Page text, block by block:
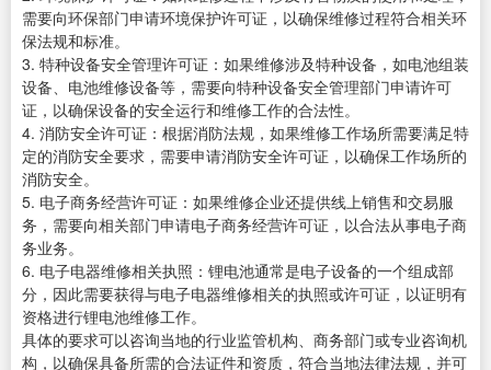
需要向环保部门申请环境保护许可证，以确保维修过程符合相关环
保法规和标准。
3. 特种设备安全管理许可证：如果维修涉及特种设备，如电池组装
设备、电池维修设备等，需要向特种设备安全管理部门申请许可
证，以确保设备的安全运行和维修工作的合法性。
4. 消防安全许可证：根据消防法规，如果维修工作场所需要满足特
定的消防安全要求，需要申请消防安全许可证，以确保工作场所的
消防安全。
5. 电子商务经营许可证：如果维修企业还提供线上销售和交易服
务，需要向相关部门申请电子商务经营许可证，以合法从事电子商
务业务。
6. 电子电器维修相关执照：锂电池通常是电子设备的一个组成部
分，因此需要获得与电子电器维修相关的执照或许可证，以证明有
资格进行锂电池维修工作。
具体的要求可以咨询当地的行业监管机构、商务部门或专业咨询机
构，以确保具备所需的合法证件和资质，符合当地法律法规，并可